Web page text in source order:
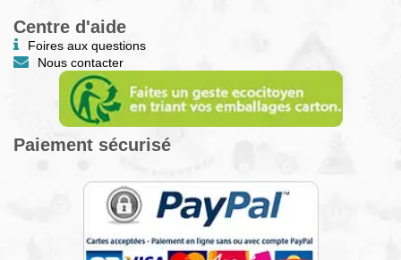
Centre d'aide
Foires aux questions
Nous contacter
Paiement sécurisé